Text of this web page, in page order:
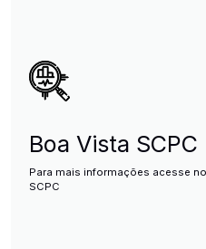
Boa Vista SCPC
Para mais informações acesse
SCPC